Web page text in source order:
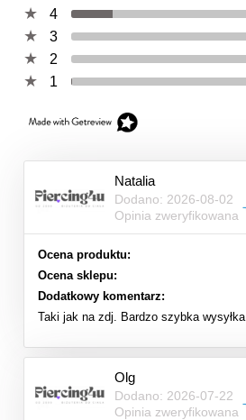
4
3
2
1
Natalia
Dodano: 2026-08-02
Opinia zweryfikowana
Ocena produktu:
Ocena sklepu:
Dodatkowy komentarz:
Taki jak na zdj. Bardzo szybka wysyłka
Olg
Dodano: 2026-07-22
Opinia zweryfikowana